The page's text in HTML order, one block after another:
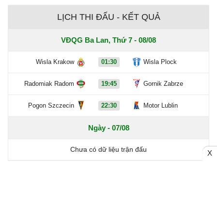
LỊCH THI ĐẤU - KẾT QUẢ
VĐQG Ba Lan, Thứ 7 - 08/08
Wisla Krakow 01:30 Wisla Plock
Radomiak Radom 19:45 Gornik Zabrze
Pogon Szczecin 22:30 Motor Lublin
Ngày - 07/08
Chưa có dữ liệu trận đấu X